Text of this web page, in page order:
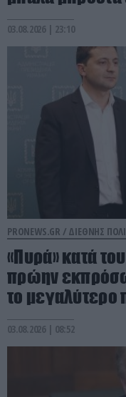
03.08.2026 | 23:10
PRONEWS.GR / ΔΙΕΘΝΗΣ
«Πυρά» κατά
πρώην
το μεγαλύτερο
03.08.2026 | 08:52